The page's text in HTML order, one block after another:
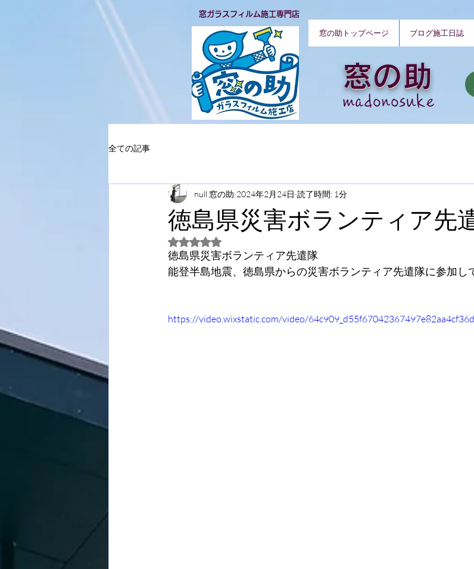
​窓ガラスフィルム施工専門店
窓の助トップページ ブログ施工日誌
窓の助
​madonosuke
全ての記事
徳島県災害ボランティア先
null 窓の助 2024年2月24日 読了時間: 1分
5つ星のうちNaNと評価されています。
徳島県災害ボランティア先遣隊
能登半島地震、徳島県からの災害ボランティア先遣隊に参加し
https://video.wixstatic.com/video/